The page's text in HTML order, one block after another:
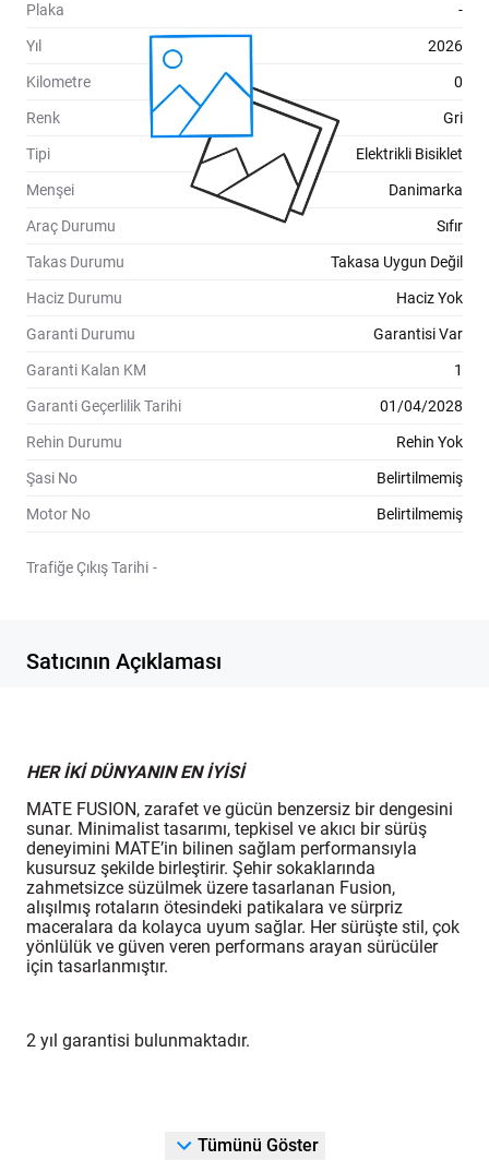
Plaka -
Yıl 2026
Kilometre 0
Renk Gri
Tipi Elektrikli Bisiklet
Menşei Danimarka
Araç Durumu Sıfır
Takas Durumu Takasa Uygun Değil
Haciz Durumu Haciz Yok
Garanti Durumu Garantisi Var
Garanti Kalan KM 1
Garanti Geçerlilik Tarihi 01/04/2028
Rehin Durumu Rehin Yok
Şasi No Belirtilmemiş
Motor No Belirtilmemiş
Trafiğe Çıkış Tarihi -
Satıcının Açıklaması
HER İKİ DÜNYANIN EN İYİSİ
MATE FUSION, zarafet ve gücün benzersiz bir dengesini
sunar. Minimalist tasarımı, tepkisel ve akıcı bir sürüş
deneyimini MATE’in bilinen sağlam performansıyla
kusursuz şekilde birleştirir. Şehir sokaklarında
zahmetsizce süzülmek üzere tasarlanan Fusion,
alışılmış rotaların ötesindeki patikalara ve sürpriz
maceralara da kolayca uyum sağlar. Her sürüşte stil, çok
yönlülük ve güven veren performans arayan sürücüler
için tasarlanmıştır.
2 yıl garantisi bulunmaktadır.
Tümünü Göster